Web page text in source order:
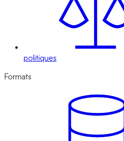
politiques
Formats